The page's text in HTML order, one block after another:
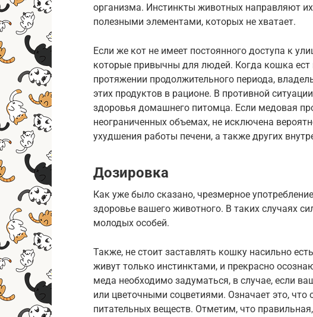
организма. Инстинкты животных направляют
полезными элементами, которых не хватает.
Если же кот не имеет постоянного доступа к
которые привычны для людей. Когда кошка ест
протяжении продолжительного периода,
этих продуктов в рационе. В противной
здоровья домашнего питомца. Если медовая
неограниченных объемах, не исключена
ухудшения работы печени, а также других
Дозировка
Как уже было сказано, чрезмерное
здоровье вашего животного. В таких случаях
молодых особей.
Также, не стоит заставлять кошку насильно
живут только инстинктами, и прекрасно
меда необходимо задуматься, в случае, если
или цветочными соцветиями. Означает это, что
питательных веществ. Отметим, что